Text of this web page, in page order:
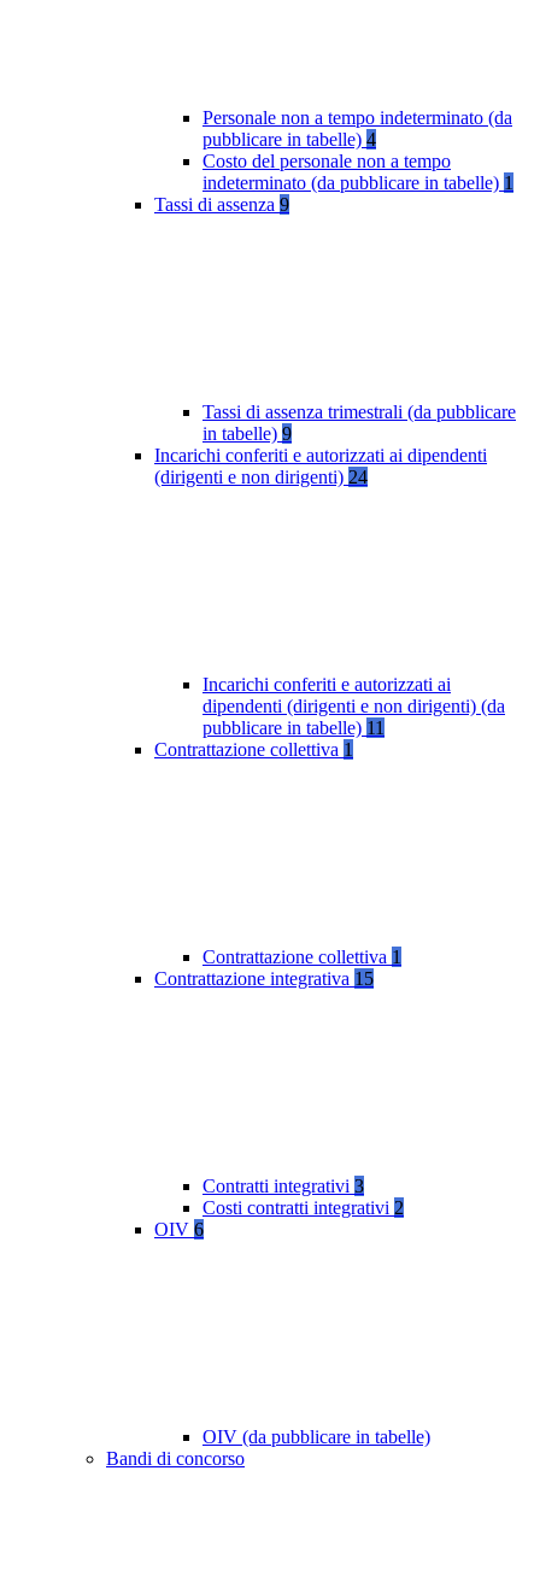
Personale non a tempo indeterminato (da
pubblicare in tabelle) 4
Costo del personale non a tempo
indeterminato (da pubblicare in tabelle) 1
Tassi di assenza 9
Tassi di assenza trimestrali (da pubblicare
in tabelle) 9
Incarichi conferiti e autorizzati ai dipendenti
(dirigenti e non dirigenti) 24
Incarichi conferiti e autorizzati ai
dipendenti (dirigenti e non dirigenti) (da
pubblicare in tabelle) 11
Contrattazione collettiva 1
Contrattazione collettiva 1
Contrattazione integrativa 15
Contratti integrativi 3
Costi contratti integrativi 2
OIV 6
OIV (da pubblicare in tabelle)
Bandi di concorso